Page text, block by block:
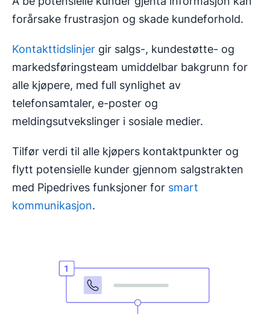
forårsake frustrasjon og skade kundeforhold.
Kontakttidslinjer gir salgs-, kundestøtte- og
markedsføringsteam umiddelbar bakgrunn for
alle kjøpere, med full synlighet av
telefonsamtaler, e-poster og
meldingsutvekslinger i sosiale medier.
Tilfør verdi til alle kjøpers kontaktpunkter og
flytt potensielle kunder gjennom salgstrakten
med Pipedrives funksjoner for smart
kommunikasjon.